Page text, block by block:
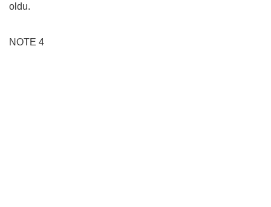
oldu.
NOTE 4